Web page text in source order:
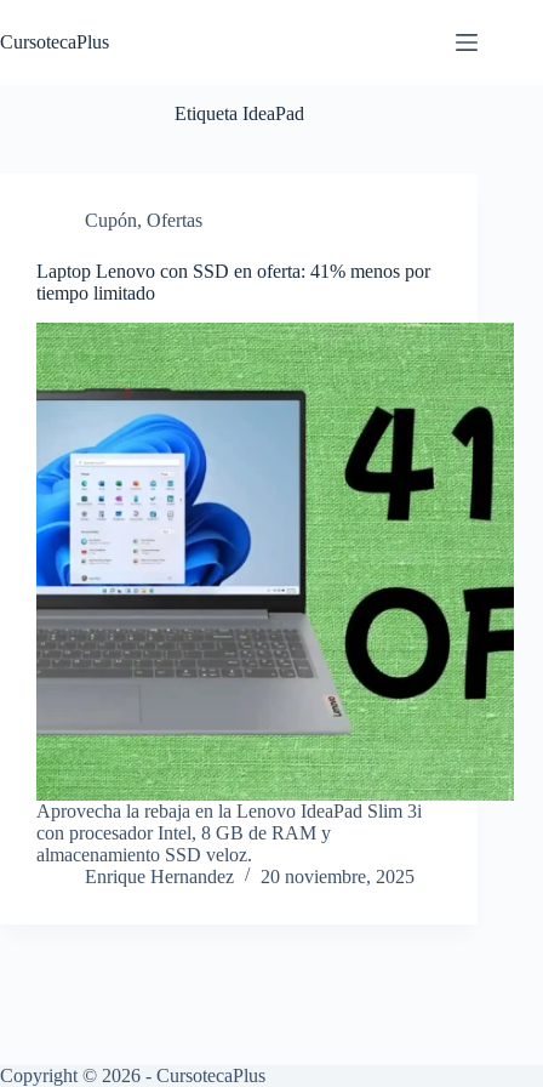
al
contenido
CursotecaPlus
Etiqueta IdeaPad
Cupón, Ofertas
Laptop Lenovo con SSD en oferta: 41% menos por
tiempo limitado
Aprovecha la rebaja en la Lenovo IdeaPad Slim 3i
con procesador Intel, 8 GB de RAM y
almacenamiento SSD veloz.
Enrique Hernandez
20 noviembre, 2025
Copyright © 2026 - CursotecaPlus